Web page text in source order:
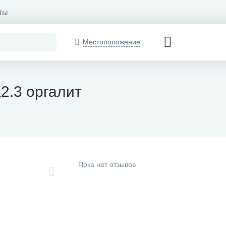
Местоположение
оргалит
Пока нет отзывов